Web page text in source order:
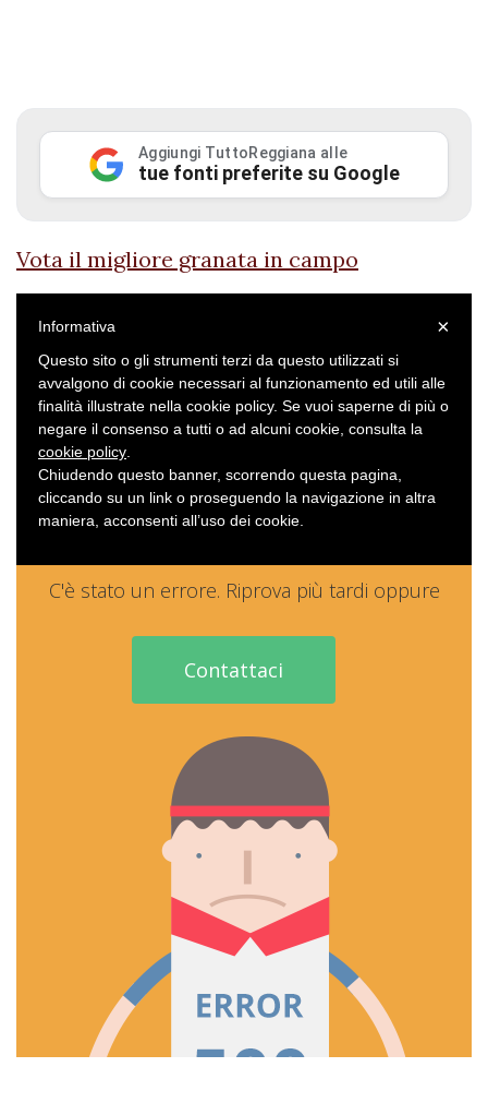
Aggiungi TuttoReggiana alle
tue fonti preferite su Google
Vota il migliore granata in campo